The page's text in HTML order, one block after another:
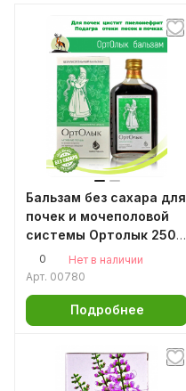
Бальзам без сахара для
почек и мочеполовой
системы Ортолык 250
мл / активные почки /
цистит / подагра /
пузыре
0
Нет в наличии
Арт. 00780
Подробнее